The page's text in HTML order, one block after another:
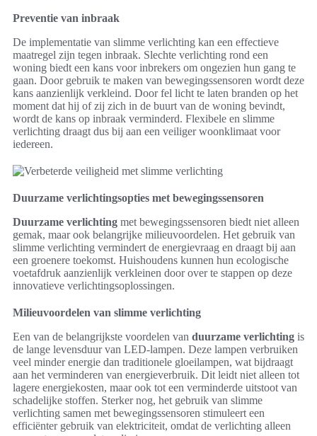
Preventie van inbraak
De implementatie van slimme verlichting kan een effectieve
maatregel zijn tegen inbraak. Slechte verlichting rond een
woning biedt een kans voor inbrekers om ongezien hun gang te
gaan. Door gebruik te maken van bewegingssensoren wordt deze
kans aanzienlijk verkleind. Door fel licht te laten branden op het
moment dat hij of zij zich in de buurt van de woning bevindt,
wordt de kans op inbraak verminderd. Flexibele en slimme
verlichting draagt dus bij aan een veiliger woonklimaat voor
iedereen.
Duurzame verlichtingsopties met bewegingssensoren
Duurzame verlichting met bewegingssensoren biedt niet alleen
gemak, maar ook belangrijke milieuvoordelen. Het gebruik van
slimme verlichting vermindert de energievraag en draagt bij aan
een groenere toekomst. Huishoudens kunnen hun ecologische
voetafdruk aanzienlijk verkleinen door over te stappen op deze
innovatieve verlichtingsoplossingen.
Milieuvoordelen van slimme verlichting
Een van de belangrijkste voordelen van duurzame verlichting is
de lange levensduur van LED-lampen. Deze lampen verbruiken
veel minder energie dan traditionele gloeilampen, wat bijdraagt
aan het verminderen van energieverbruik. Dit leidt niet alleen tot
lagere energiekosten, maar ook tot een verminderde uitstoot van
schadelijke stoffen. Sterker nog, het gebruik van slimme
verlichting samen met bewegingssensoren stimuleert een
efficiënter gebruik van elektriciteit, omdat de verlichting alleen